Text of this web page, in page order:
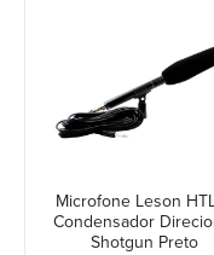
Microfone Leson
Condensador
Shotgun Preto